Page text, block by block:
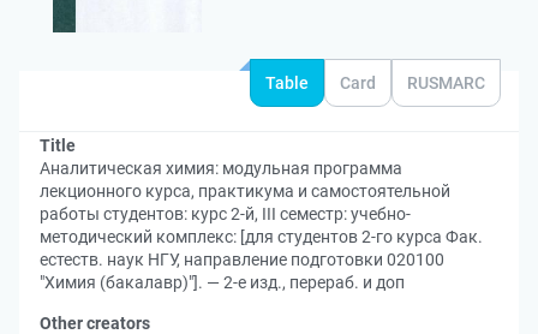
Table Card RUSMARC
Title
Аналитическая химия: модульная программа
лекционного курса, практикума и самостоятельной
работы студентов: курс 2-й, III семестр: учебно-
методический комплекс: [для студентов 2-го курса Фак.
естеств. наук НГУ, направление подготовки 020100
"Химия (бакалавр)"]. — 2-е изд., перераб. и доп
Other creators